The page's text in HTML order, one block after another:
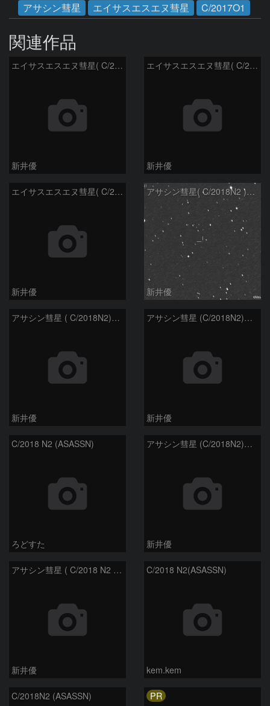
アサシン彗星
エイサスエスエヌ彗星 C/2017O1
関連作品
エイサスエスエヌ彗星( C/2018N2 )：2022/05/05
新井優
エイサスエスエヌ彗星( C/2018N2 )：2022/03/07
新井優
エイサスエスエヌ彗星( C/2018N2 )：2022/02/07
新井優
アサシン彗星( C/2018N2 )：2021/06/10
新井優
アサシン彗星 ( C/2018N2)：2021/04/11
新井優
アサシン彗星 (C/2018N2)：2021/03/24
新井優
C/2018 N2 (ASASSN)
ろどすた
アサシン彗星 (C/2018N2)：2021/01/15
新井優
アサシン彗星 ( C/2018 N2 ) :2020/10/24
新井優
C/2018 N2(ASASSN)
kem.kem
C/2018N2 (ASASSN) PR